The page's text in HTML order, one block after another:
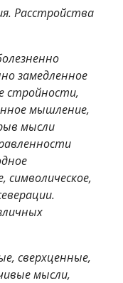
Расстройства
замедленное
стройности,
мышление,
мысли
символическое,
сверхценные,
мысли,